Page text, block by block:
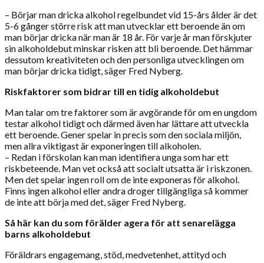
– Börjar man dricka alkohol regelbundet vid 15-års ålder är det
5-6 gånger större risk att man utvecklar ett beroende än om
man börjar dricka när man är 18 år. För varje år man förskjuter
sin alkoholdebut minskar risken att bli beroende. Det hämmar
dessutom kreativiteten och den personliga utvecklingen om
man börjar dricka tidigt, säger Fred Nyberg.
Riskfaktorer som bidrar till en tidig alkoholdebut
Man talar om tre faktorer som är avgörande för om en ungdom
testar alkohol tidigt och därmed även har lättare att utveckla
ett beroende. Gener spelar in precis som den sociala miljön,
men allra viktigast är exponeringen till alkoholen.
– Redan i förskolan kan man identifiera unga som har ett
riskbeteende. Man vet också att socialt utsatta är i riskzonen.
Men det spelar ingen roll om de inte exponeras för alkohol.
Finns ingen alkohol eller andra droger tillgängliga så kommer
de inte att börja med det, säger Fred Nyberg.
Så här kan du som förälder agera för att senarelägga
barns alkoholdebut
Föräldrars engagemang, stöd, medvetenhet, attityd och